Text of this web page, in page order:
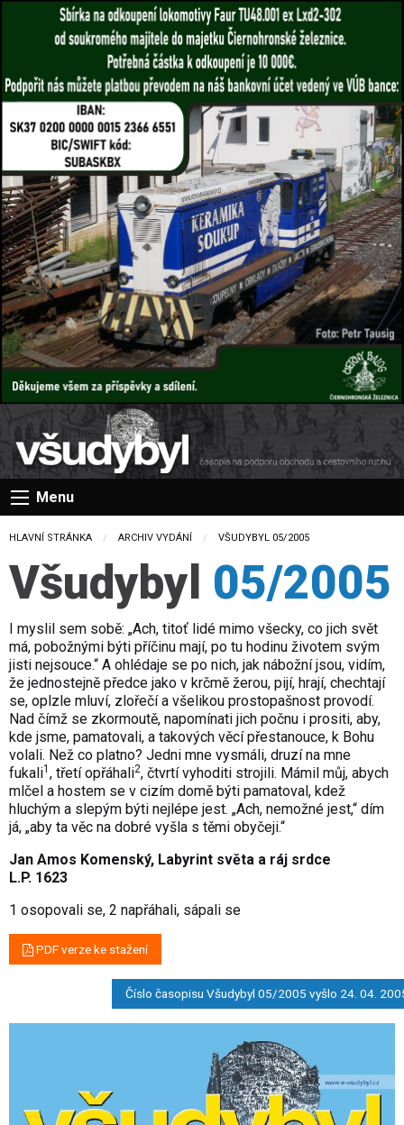
Menu
HLAVNÍ STRÁNKA ARCHIV VYDÁNÍ CURRENT:
VŠUDYBYL 05/2005
Všudybyl 05/2005
I myslil sem sobě: „Ach, titoť lidé mimo všecky, co jich svět
má, pobožnými býti příčinu mají, po tu hodinu životem svým
jisti nejsouce.“ A ohlédaje se po nich, jak nábožní jsou, vidím,
že jednostejně předce jako v krčmě žerou, pijí, hrají, chechtají
se, oplzle mluví, zlořečí a všelikou prostopašnost provodí.
Nad čímž se zkormoutě, napomínati jich počnu i prositi, aby,
kde jsme, pamatovali, a takových věcí přestanouce, k Bohu
volali. Než co platno? Jedni mne vysmáli, druzí na mne
fukali1 , třetí opřáhali2, čtvrtí vyhoditi strojili. Mámil můj, abych
mlčel a hostem se v cizím domě býti pamatoval, kdež
hluchým a slepým býti nejlépe jest. „Ach, nemožné jest,“ dím
já, „aby ta věc na dobré vyšla s těmi obyčeji.“
Jan Amos Komenský, Labyrint světa a ráj srdce
L.P. 1623
1 osopovali se, 2 napřáhali, sápali se
PDF verze ke stažení
Číslo časopisu Všudybyl 05/2005 vyšlo 24. 04.